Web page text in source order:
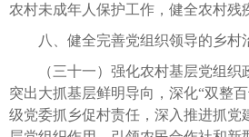
农村未成年人保护工作，健全农村残
八、健全完善党组织领导的乡村
（三十一）强化农村基层党组织
突出大抓基层鲜明导向，深化“双整
级党委抓乡促村责任，深入推进抓党